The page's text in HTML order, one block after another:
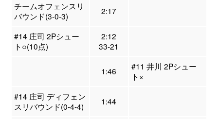
チームオフェンスリ
バウンド(3-0-3)
2:17
#14 庄司 2Pシュー
ト○(10点)
2:12
33-21
1:46
#11 井川 2Pシュー
ト×
#14 庄司 ディフェン
スリバウンド(0-4-4)
1:44